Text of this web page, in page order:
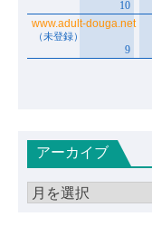
アーカイブ
ア